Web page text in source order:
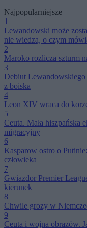
Najpopularniejsze
1
Lewandowski może
nie wiedzą, o czym
2
Maroko rozlicza szturm
3
Debiut
z boiska
4
Leon XIV wraca do
5
Ceuta. Mała
migracyjny
6
Kasparow ostro o
człowieka
7
Gwiazdor Premier
kierunek
8
Chwile grozy w
9
Ceuta i wojna obrazów.